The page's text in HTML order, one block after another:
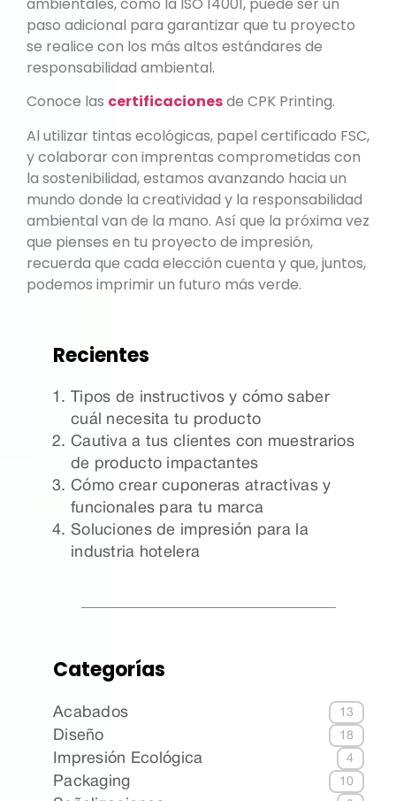
paso adicional para garantizar que tu proyecto
se realice con los más altos estándares de
responsabilidad ambiental.
Conoce las certificacionesde CPK Printing.
Al utilizar tintas ecológicas, papel certificado FSC,
y colaborar con imprentas comprometidas con
la sostenibilidad, estamos avanzando hacia un
mundo donde la creatividad y la responsabilidad
ambiental van de la mano. Así que la próxima vez
que pienses en tu proyecto de impresión,
recuerda que cada elección cuenta y que, juntos,
podemos imprimir un futuro más verde.
Recientes
Tipos de instructivos y cómo saber
cuál necesita tu producto
Cautiva a tus clientes con muestrarios
de producto impactantes
Cómo crear cuponeras atractivas y
funcionales para tu marca
Soluciones de impresión para la
industria hotelera
Categorías
Acabados 13
Diseño 18
Impresión Ecológica 4
Packaging 10